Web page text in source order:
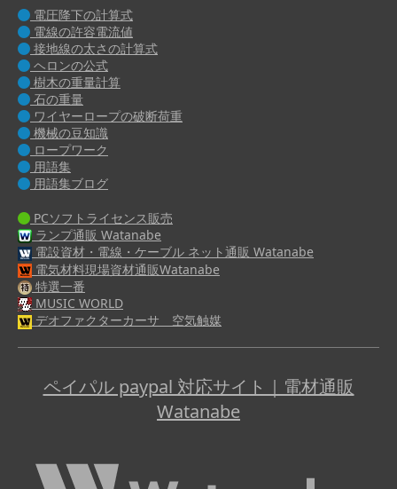
電圧降下の計算式
電線の許容電流値
接地線の太さの計算式
ヘロンの公式
樹木の重量計算
石の重量
ワイヤーロープの破断荷重
機械の豆知識
ロープワーク
用語集
用語集ブログ
PCソフトライセンス販売
ランプ通販 Watanabe
電設資材・電線・ケーブル ネット通販 Watanabe
電気材料現場資材通販Watanabe
特選一番
MUSIC WORLD
デオファクターカーサ 空気触媒
ペイパル paypal 対応サイト｜電材通販
Watanabe